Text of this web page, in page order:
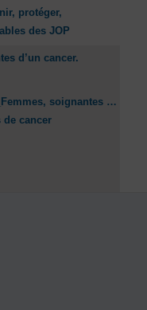
protéger,
des JOP
d’un cancer.
soignantes …
de cancer